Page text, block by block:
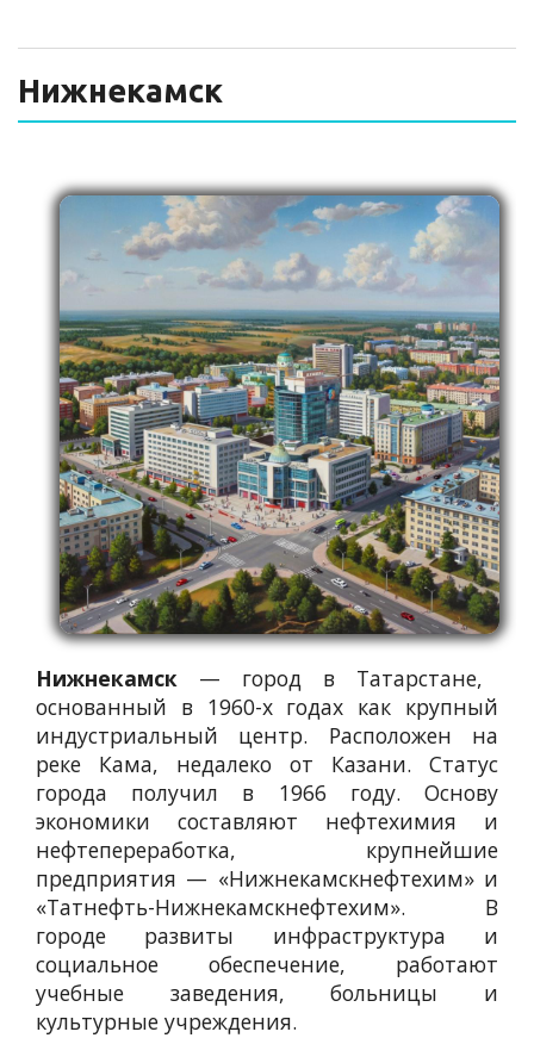
СТРОИТЕЛЬНЫЙ АУДИТ
НОРМАТИВНЫЕ ДОКУМЕНТЫ
О НАС
ПРЕССА
РЕЕСТРЫ
Нижнекамск
Нижнекамск — город в Татарстане,
основанный в 1960-х годах как крупный
индустриальный центр. Расположен на
реке Кама, недалеко от Казани. Статус
города получил в 1966 году. Основу
экономики составляют нефтехимия и
нефтепереработка, крупнейшие
предприятия — «Нижнекамскнефтехим» и
«Татнефть-Нижнекамскнефтехим». В
городе развиты инфраструктура и
социальное обеспечение, работают
учебные заведения, больницы и
культурные учреждения.